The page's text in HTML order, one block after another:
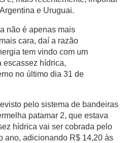
e Uruguai.
não é apenas mais
cara, daí a razão
tem vindo com um
escassez hídrica,
no último dia 31 de
pelo sistema de bandeiras
patamar 2, que estava
hídrica vai ser cobrada pelo
ano, adicionando R$ 14,20 às